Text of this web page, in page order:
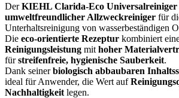
DerKIEHL Clarida-Eco Universalreiniger
umweltfreundlicher Allzweckreiniger für
Unterhaltsreinigung von wasserbeständigen
Die eco-orientierte Rezeptur kombiniert
Reinigungsleistung mit hoher
fürstreifenfreie, hygienische Sauberkeit.
Dank seinerbiologisch abbaubaren
ideal für Anwender, die Wert auf
Nachhaltigkeit legen.